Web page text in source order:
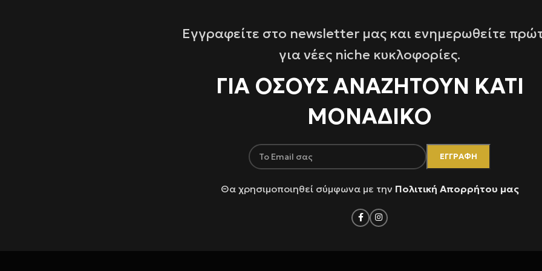
Εγγραφείτε στο newsletter μας και ενημερωθείτε
για νέες niche κυκλοφορίες.
ΓΙΑ ΌΣΟΥΣ ΑΝΑΖΗΤΟΥΝ ΚΑΤΙ
ΜΟΝΑΔΙΚΟ
Θα χρησιμοποιηθεί σύμφωνα με την Πολιτική Απορρήτου μας